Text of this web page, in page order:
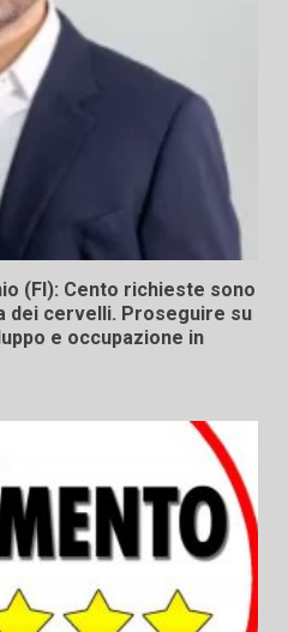
(FI): Cento richieste sono
dei cervelli. Proseguire su
e occupazione in